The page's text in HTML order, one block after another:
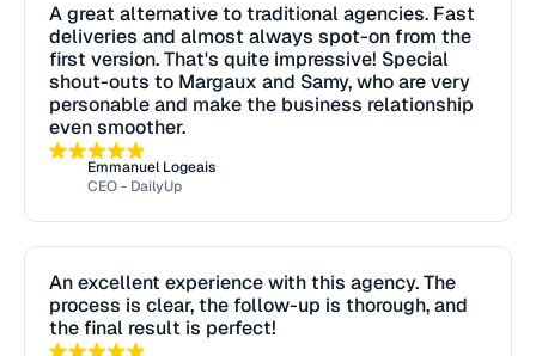
A great alternative to traditional agencies. Fast
deliveries and almost always spot-on from the
first version. That's quite impressive! Special
shout-outs to Margaux and Samy, who are very
personable and make the business relationship
even smoother.
Emmanuel Logeais
CEO - DailyUp
An excellent experience with this agency. The
process is clear, the follow-up is thorough, and
the final result is perfect!